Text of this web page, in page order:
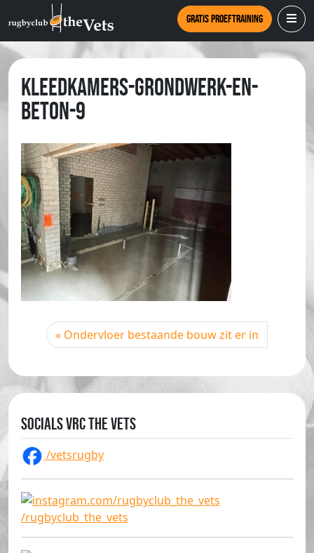
Gratis proeftraining
kleedkamers-grondwerk-en-
beton-9
Ondervloer bestaande bouw zit er in
Socials VRC The Vets
/vetsrugby
/rugbyclub_the_vets